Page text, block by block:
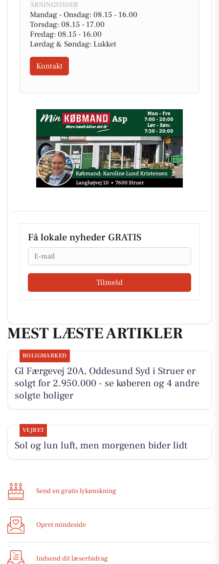
ÅBNINGSTIDER
Mandag - Onsdag: 08.15 - 16.00
Torsdag: 08.15 - 17.00
Fredag: 08.15 - 16.00
Lørdag & Søndag: Lukket
Kontakt
Få lokale nyheder GRATIS
Email
Tilmeld
MEST LÆSTE ARTIKLER
BOLIGMARKED
Gl Færgevej 20A, Oddesund Syd i Struer er
solgt for 2.950.000 - se køberen og 4 andre
solgte boliger
VEJRET
Sol og lun luft, men morgenen bider lidt
Send en gratis lykønskning
Opret mindeside
Indsend dit læserbidrag